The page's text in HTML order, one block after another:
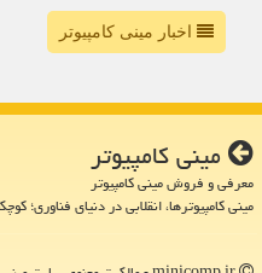
اخبار مینی کامپیوتر
مینی كامپیوتر
معرفی و فروش مینی کامپیوتر
مینی کامپیوترها، انقلابی در دنیای فناوری؛